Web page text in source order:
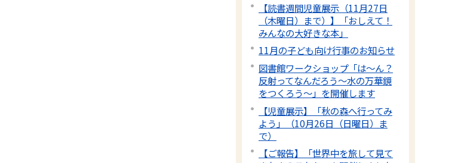
【読書週間児童展示（11月27日
（木曜日）まで）】「おしえて！
みんなの大好きな本」
11月の子ども向け行事のお知らせ
図書館ワークショップ「は～ん？
反射ってなんだろう～水の万華鏡
をつくろう～」を開催します
【児童展示】「秋の森へ行ってみ
よう」（10月26日（日曜日）ま
で）
【ご報告】「世界中を旅して見て